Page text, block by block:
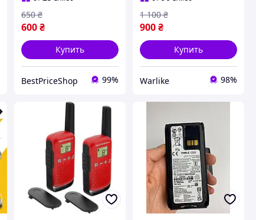
600 ₴
650 ₴
Купить
BestPriceShop 99%
900₴
1 100 ₴
Купить
Warlike 98%